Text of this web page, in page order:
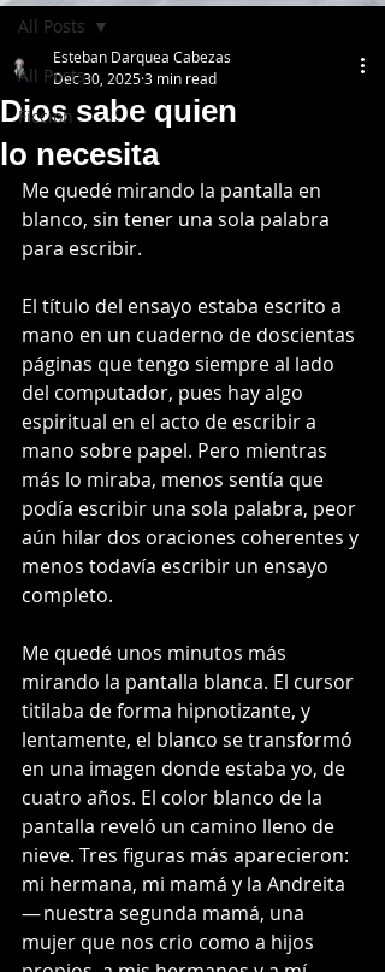
All Posts
Ficción
All Posts
Dios sabe quien
lo necesita
Esteban Darquea Cabezas
Dec 30, 20253 min read
Me quedé mirando la pantalla en
blanco, sin tener una sola palabra
para escribir.
El título del ensayo estaba escrito a
mano en un cuaderno de doscientas
páginas que tengo siempre al lado
del computador, pues hay algo
espiritual en el acto de escribir a
mano sobre papel. Pero mientras
más lo miraba, menos sentía que
podía escribir una sola palabra, peor
aún hilar dos oraciones coherentes y
menos todavía escribir un ensayo
completo.
Me quedé unos minutos más
mirando la pantalla blanca. El cursor
titilaba de forma hipnotizante, y
lentamente, el blanco se transformó
en una imagen donde estaba yo, de
cuatro años. El color blanco de la
pantalla reveló un camino lleno de
nieve. Tres figuras más aparecieron:
mi hermana, mi mamá y la Andreita
— nuestra segunda mamá, una
mujer que nos crio como a hijos